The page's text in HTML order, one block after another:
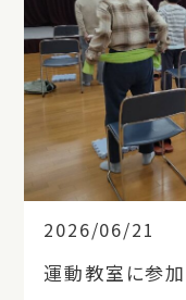
2026/06/21
運動教室に参加